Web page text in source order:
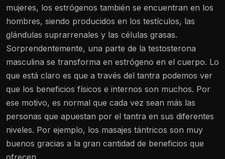
mujeres, los estrógenos también se encuentran en los
hombres, siendo producidos en los testículos, las
glándulas suprarrenales y las células grasas.
Sorprendentemente, una parte de la testosterona
masculina se transforma en estrógeno en el cuerpo. Lo
que está claro es que a través del tantra podemos ver
que los beneficios físicos e internos son muchos. Por
ese motivo, es normal que cada vez sean más las
personas que apuestan por el tantra en sus diferentes
niveles. Por ejemplo, los masajes tántricos son muy
buenos gracias a la gran cantidad de beneficios que